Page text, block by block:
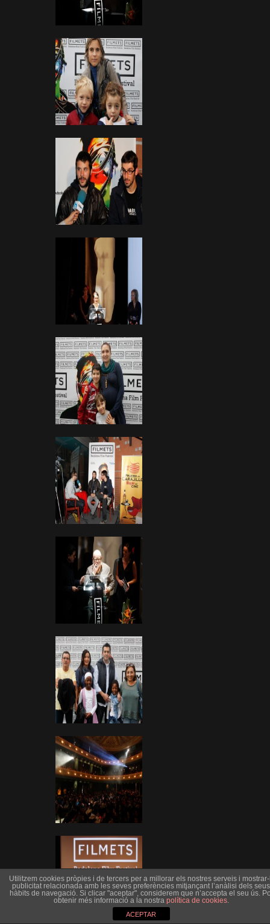
Utilitzem cookies pròpies i de tercers per a millorar els nostres serveis i
publicitat relacionada amb les seves preferències mitjançant l’anàlisi dels seus
hàbits de navegació. Si clicar "aceptar", considerem que n’accepta el seu ús.
obtenir més informació a la nostra política de cookies.
ACEPTAR